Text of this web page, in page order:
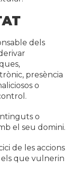
dels
presència
o
o
el seu domini.
de les accions
que vulnerin